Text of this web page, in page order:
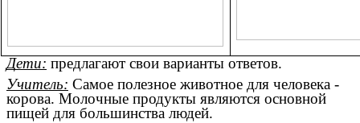
Дети: предлагают свои варианты ответов.
Учитель: Самое полезное животное для человека -
корова. Молочные продукты являются основной
пищей для большинства людей.